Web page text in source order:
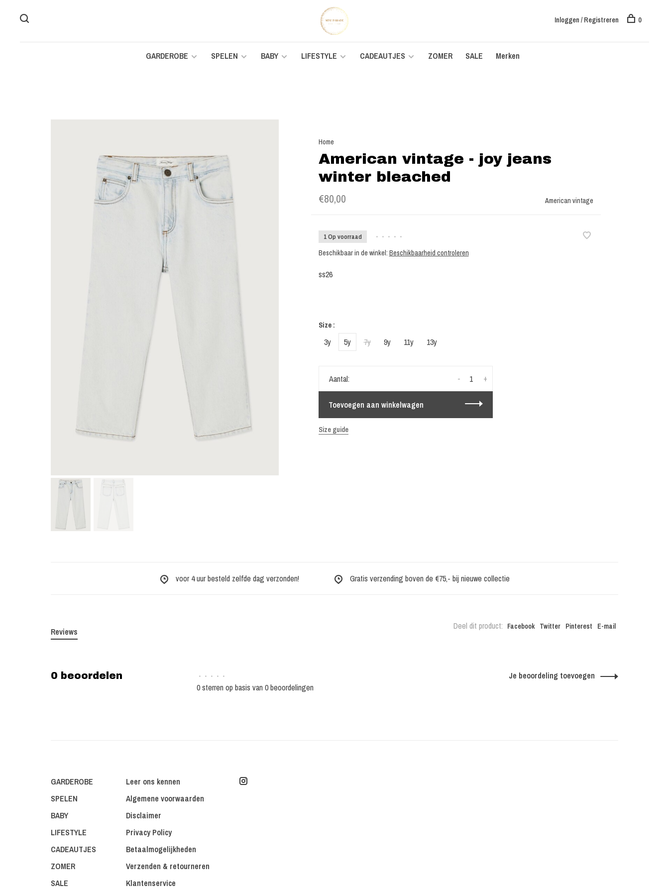
GARDEROBE SPELEN BABY LIFESTYLE CADEAUTJES ZOMER SALE Merken
Inloggen / Registreren 0
Home
American vintage - joy jeans
winter bleached
€80,00 American vintage
1 Op voorraad • • • • •
Beschikbaar in de winkel: Beschikbaarheid controleren
ss26
Size :
3y 5y 7y 9y 11y 13y
Aantal: +
-
Toevoegen aan winkelwagen
Size guide
voor 4 uur besteld zelfde dag verzonden! Gratis verzending boven de €75,- bij nieuwe collectie
Deel dit product: Facebook Twitter Pinterest E-mail
Reviews
0 beoordelen • • • • •
0 sterren op basis van 0 beoordelingen
Je beoordeling toevoegen
GARDEROBE
SPELEN
BABY
LIFESTYLE
CADEAUTJES
ZOMER
SALE
Leer ons kennen
Algemene voorwaarden
Disclaimer
Privacy Policy
Betaalmogelijkheden
Verzenden & retourneren
Klantenservice